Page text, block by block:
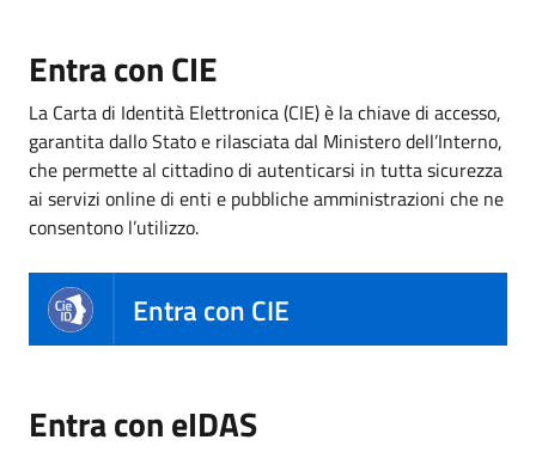
Entra con CIE
La Carta di Identità Elettronica (CIE) è la chiave di accesso,
garantita dallo Stato e rilasciata dal Ministero dell’Interno,
che permette al cittadino di autenticarsi in tutta sicurezza
ai servizi online di enti e pubbliche amministrazioni che ne
consentono l’utilizzo.
Entra con CIE
Entra con eIDAS